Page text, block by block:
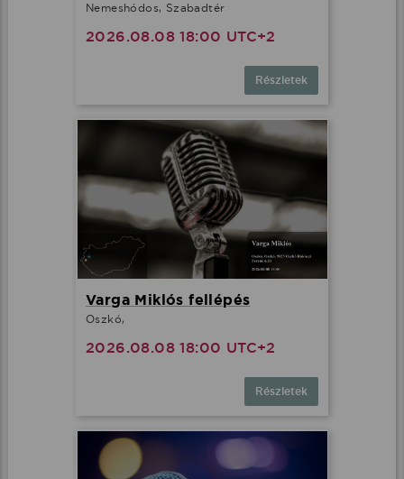
Nemeshódos, Szabadtér
2026.08.08 18:00 UTC+2
Részletek
Varga Miklós fellépés
Oszkó,
2026.08.08 18:00 UTC+2
Részletek